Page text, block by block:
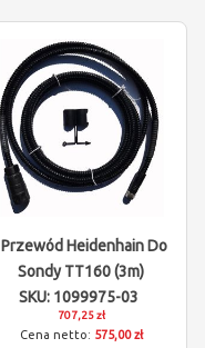
Przewód Heidenhain Do
Sondy TT160 (3m)
SKU: 1099975-03
707,25 zł
575,00 zł